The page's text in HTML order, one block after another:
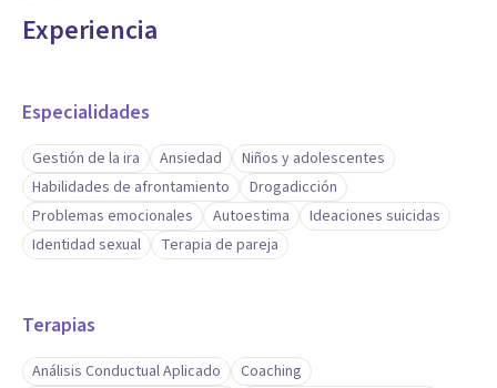
Experiencia
Especialidades
Gestión de la ira Ansiedad
Niños y adolescentes
Habilidades de afrontamiento
Drogadicción
Problemas emocionales
Autoestima
Ideaciones suicidas
Identidad sexual
Terapia de pareja
Terapias
Análisis Conductual Aplicado
Coaching